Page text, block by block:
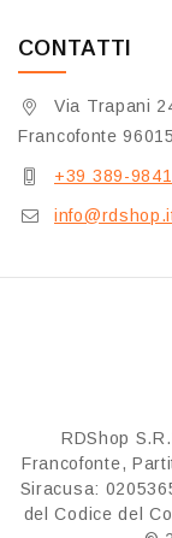
CONTATTI
Via Trapani
Francofonte
+39 389-
RDShop
Francofonte,
Siracusa:
del Codice del